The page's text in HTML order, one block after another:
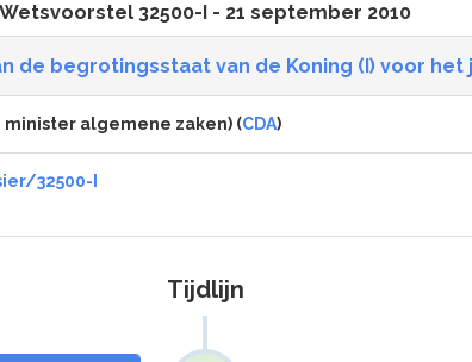
Wetsvoorstel 32500-I - 21 september 2010
de begrotingsstaat van de Koning (I) voor het
algemene zaken) (CDA)
32500-I
Tijdlijn